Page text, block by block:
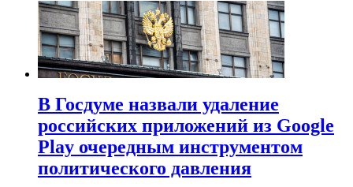
В Госдуме назвали удаление
российских приложений из Google
Play очередным инструментом
политического давления